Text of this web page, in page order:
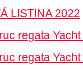
LISTINA 2022
regata
regata